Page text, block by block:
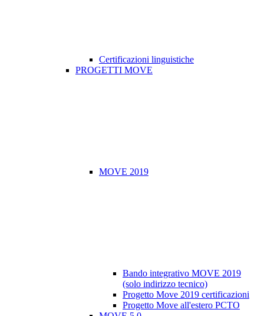
Certificazioni linguistiche
PROGETTI MOVE
MOVE 2019
Bando integrativo MOVE 2019
(solo indirizzo tecnico)
Progetto Move 2019 certificazioni
Progetto Move all'estero PCTO